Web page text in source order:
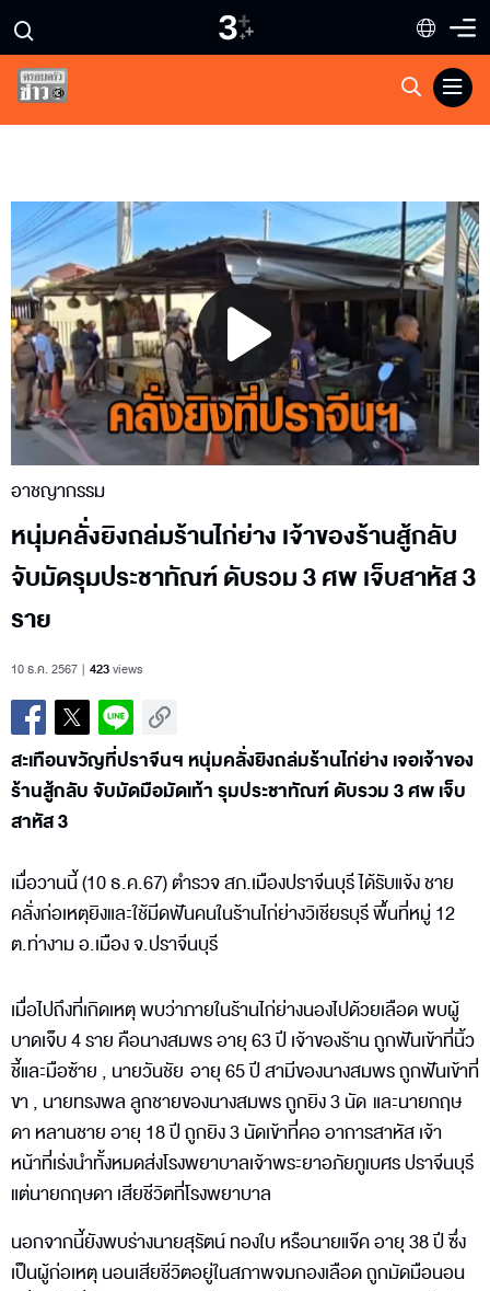
Play
Video
อาชญากรรม
หนุ่มคลั่งยิงถล่มร้านไก่ย่าง เจ้าของร้านสู้กลับ
จับมัดรุมประชาทัณฑ์ ดับรวม 3 ศพ เจ็บสาหัส 3
ราย
10 ธ.ค. 2567 423views
สะเทือนขวัญที่ปราจีนฯ หนุ่มคลั่งยิงถล่มร้านไก่ย่าง เจอเจ้าของ
ร้านสู้กลับ จับมัดมือมัดเท้า รุมประชาทัณฑ์ ดับรวม 3 ศพ เจ็บ
สาหัส 3
เมื่อวานนี้ (10 ธ.ค.67) ตำรวจ สภ.เมืองปราจีนบุรี ได้รับแจ้ง ชาย
คลั่งก่อเหตุยิงและใช้มีดฟันคนในร้านไก่ย่างวิเชียรบุรี พื้นที่หมู่ 12
ต.ท่างาม อ.เมือง จ.ปราจีนบุรี
เมื่อไปถึงที่เกิดเหตุ พบว่าภายในร้านไก่ย่างนองไปด้วยเลือด พบผู้
บาดเจ็บ 4 ราย คือนางสมพร อายุ 63 ปี เจ้าของร้าน ถูกฟันเข้าที่นิ้ว
ชี้และมือซ้าย , นายวันชัย อายุ 65 ปี สามีของนางสมพร ถูกฟันเข้าที่
ขา , นายทรงพล ลูกชายของนางสมพร ถูกยิง 3 นัด และนายกฤษ
ดา หลานชาย อายุ 18 ปี ถูกยิง 3 นัดเข้าที่คอ อาการสาหัส เจ้า
หน้าที่เร่งนำทั้งหมดส่งโรงพยาบาลเจ้าพระยาอภัยภูเบศร ปราจีนบุรี
แต่นายกฤษดา เสียชีวิตที่โรงพยาบาล
นอกจากนี้ยังพบร่างนายสุรัตน์ ทองใบ หรือนายแจ๊ค อายุ 38 ปี ซึ่ง
เป็นผู้ก่อเหตุ นอนเสียชีวิตอยู่ในสภาพจมกองเลือด ถูกมัดมือนอน